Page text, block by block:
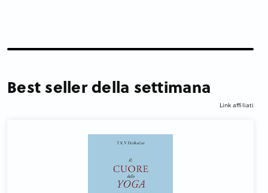
Best seller della settimana
Link affiliati